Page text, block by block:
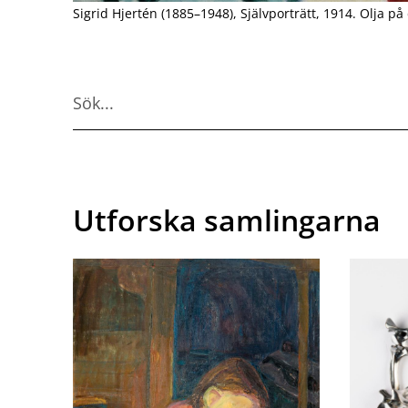
Sigrid Hjertén (1885–1948), Självporträtt, 1914. Olja på
Utforska samlingarna